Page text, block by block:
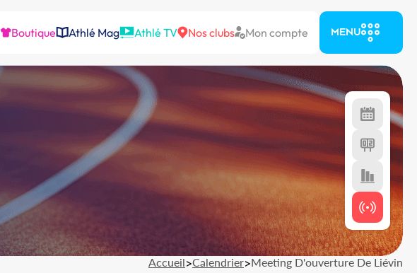
Boutique Athlé Mag Athlé TV Nos clubs Mon compte MENU
Accueil>Calendrier>Meeting D'ouverture De Liévin